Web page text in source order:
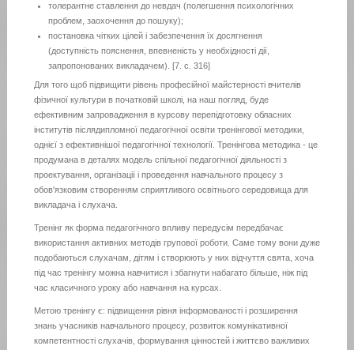
толерантне ставлення до невдач (полегшення психологічних
проблем, заохочення до пошуку);
постановка чітких цілей і забезпечення їх досягнення
(доступність пояснення, впевненість у необхідності дії,
запропонованих викладачем). [7. с. 316]
Для того щоб підвищити рівень професійної майстерності вчителів
фізичної культури в початковій школі, на наш погляд, буде
ефективним запровадження в курсову перепідготовку обласних
інститутів післядипломної педагогічної освіти тренінгової методики,
однієї з ефективнішої педагогічної технології. Тренінгова методика - це
продумана в деталях модель спільної педагогічної діяльності з
проектування, організації і проведення навчального процесу з
обов'язковим створенням сприятливого освітнього середовища для
викладача і слухача.
Тренінг як форма педагогічного впливу передусім передбачає
використання активних методів групової роботи. Саме тому вони дуже
подобаються слухачам, дітям і створюють у них відчуття свята, хоча
під час тренінгу можна навчитися і збагнути набагато більше, ніж під
час класичного уроку або навчання на курсах.
Метою тренінгу є: підвищення рівня інформованості і розширення
знань учасників навчального процесу, розвиток комунікативної
компетентності слухачів, формування цінностей і життєво важливих